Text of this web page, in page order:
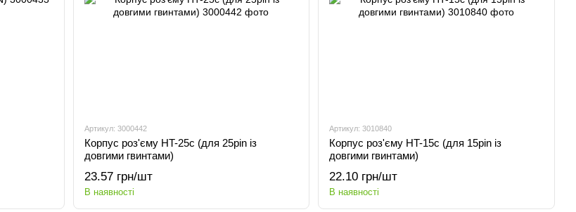
Артикул: 3000442
Корпус роз'єму HT-25c (для 25pin із
довгими гвинтами)
23.57 грн/шт
В наявності
Артикул: 3010840
Корпус роз'єму HT-15c (для 15pin із
довгими гвинтами)
22.10 грн/шт
В наявності